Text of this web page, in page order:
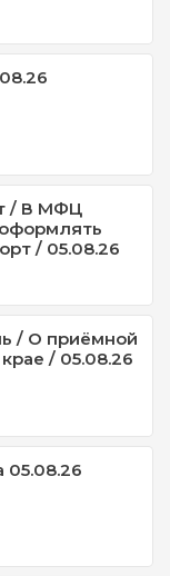
/ В МФЦ
/ 05.08.26
/ О приёмной
/ 05.08.26
05.08.26